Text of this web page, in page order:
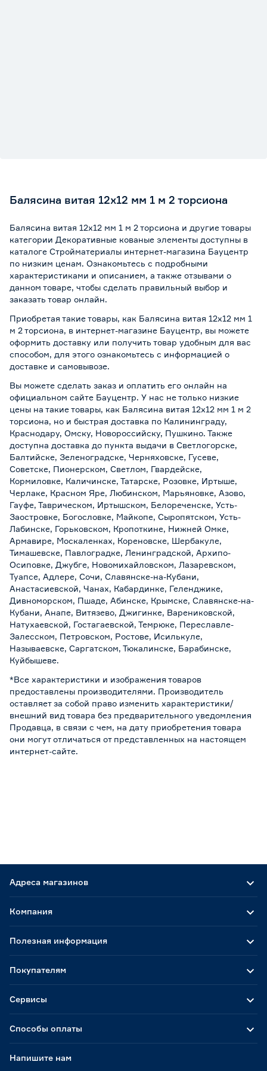
Балясина витая 12х12 мм 1 м 2 торсиона
Балясина витая 12х12 мм 1 м 2 торсиона и другие товары
категории Декоративные кованые элементы доступны в
каталоге Стройматериалы интернет-магазина Бауцентр
по низким ценам. Ознакомьтесь с подробными
характеристиками и описанием, а также отзывами о
данном товаре, чтобы сделать правильный выбор и
заказать товар онлайн.
Приобретая такие товары, как Балясина витая 12х12 мм 1
м 2 торсиона, в интернет-магазине Бауцентр, вы можете
оформить доставку или получить товар удобным для вас
способом, для этого ознакомьтесь с информацией о
доставке и самовывозе.
Вы можете сделать заказ и оплатить его онлайн на
официальном сайте Бауцентр. У нас не только низкие
цены на такие товары, как Балясина витая 12х12 мм 1 м 2
торсиона, но и быстрая доставка по Калининграду,
Краснодару, Омску, Новороссийску, Пушкино. Также
доступна доставка до пункта выдачи в Светлогорске,
Балтийске, Зеленоградске, Черняховске, Гусеве,
Советске, Пионерском, Светлом, Гвардейске,
Кормиловке, Каличинске, Татарске, Розовке, Иртыше,
Черлаке, Красном Яре, Любинском, Марьяновке, Азово,
Гауфе, Таврическом, Иртышском, Белореченске, Усть-
Заостровке, Богословке, Майкопе, Сыропятском, Усть-
Лабинске, Горьковском, Кропоткине, Нижней Омке,
Армавире, Москаленках, Кореновске, Шербакуле,
Тимашевске, Павлоградке, Ленинградской, Архипо-
Осиповке, Джубге, Новомихайловском, Лазаревском,
Туапсе, Адлере, Сочи, Славянске-на-Кубани,
Анастасиевской, Чанах, Кабардинке, Геленджике,
Дивноморском, Пшаде, Абинске, Крымске, Славянске-на-
Кубани, Анапе, Витязево, Джигинке, Варениковской,
Натухаевской, Гостагаевской, Темрюке, Переславле-
Залесском, Петровском, Ростове, Исилькуле,
Называевске, Саргатском, Тюкалинске, Барабинске,
Куйбышеве.
*Все характеристики и изображения товаров
предоставлены производителями. Производитель
оставляет за собой право изменить характеристики/
внешний вид товара без предварительного уведомления
Продавца, в связи с чем, на дату приобретения товара
они могут отличаться от представленных на настоящем
интернет-сайте.
Адреса магазинов
Способы оплаты
Компания
Полезная информация
Покупателям
Сервисы
Напишите нам